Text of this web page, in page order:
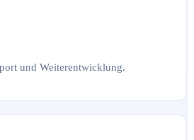
und Weiterentwicklung.